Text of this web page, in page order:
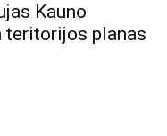
Kauno
teritorijos planas